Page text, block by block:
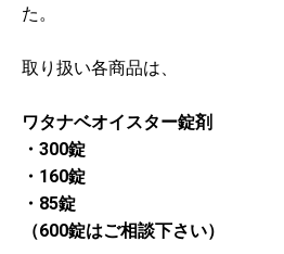
た。
取り扱い各商品は、
ワタナベオイスター錠剤
・300錠
・160錠
・85錠
（600錠はご相談下さい）